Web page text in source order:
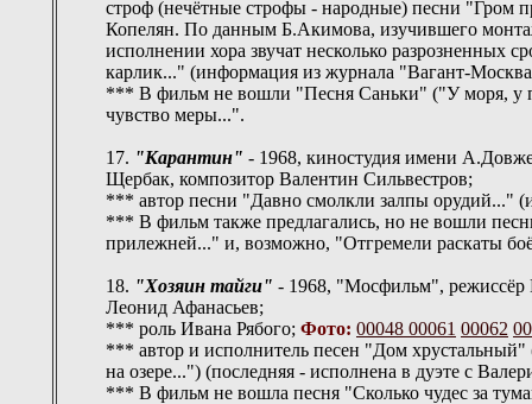
строф (нечётные строфы - народные) песни "Гром
Копелян. По данным Б.Акимова, изучившего
исполнении хора звучат несколько
карлик..." (информация из журнала "Вагант-
*** В фильм не вошли "Песня Саньки" ("У моря, у
чувство меры...".
17. "Карантин" - 1968, киностудия имени
Щербак, композитор Валентин Сильвестров;
*** автор песни "Давно смолкли залпы
*** В фильм также предлагались, но не вошли
прилежней..." и, возможно, "Отгремели раскаты
18. "Хозяин тайги" - 1968, "Мосфильм", режиссёр
Леонид Афанасьев;
*** роль Ивана Рябого; Фото: 00048 00061 00062
*** автор и исполнитель песен "Дом
на озере...") (последняя - исполнена в дуэте с
*** В фильм не вошла песня "Сколько чудес за